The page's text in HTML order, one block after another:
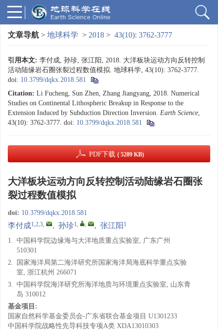
文章导航 > 地球科学 > 2018 > 43(10): 3762-3777
引用本文: 李付成, 孙珍, 张江阳, 2018. 大洋板块运动方向反转控制
活动陆缘岩石圈张裂过程数值模拟. 地球科学, 43(10): 3762-3777.
doi: 10.3799/dqkx.2018.581
Citation: Li Fucheng, Sun Zhen, Zhang Jiangyang, 2018. Numerical
Studies on Continental Lithospheric Breakup in Response to the
Extension Induced by Subduction Direction Inversion. Earth Science,
43(10): 3762-3777. doi: 10.3799/dqkx.2018.581
PDF下载 ( 5289 KB)
大洋板块运动方向反转控制活动陆缘岩石圈张
裂过程数值模拟
doi: 10.3799/dqkx.2018.581
李付成1,2,3, , 孙珍1, , , 张江阳 1
1. 中国科学院边缘海与大洋地质重点实验室, 广东广州
510301
2.
国家海洋局第二海洋研究所国家海洋局海底科学重点实验
室, 浙江杭州 266071
3. 中国科学院海洋研究所海洋地质与环境重点实验室, 山东青
岛 310012
基金项目:
国家自然科学基金委员会-广东省联合基金项目 U1301233
中国科学院战略性先导科技专项A类 XDA13010303